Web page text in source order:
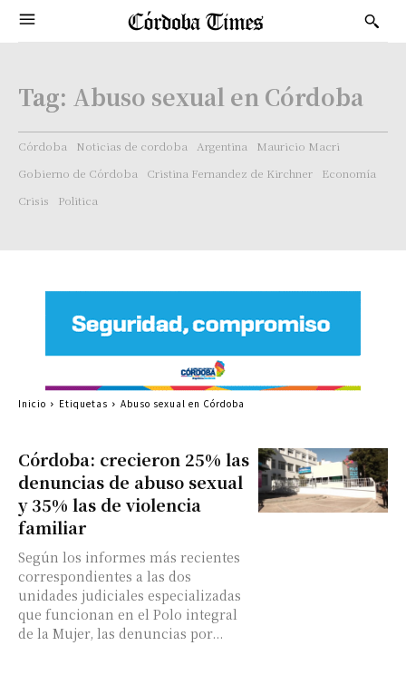
Tag: Abuso sexual en Córdoba
Córdoba Noticias de cordoba Argentina
Mauricio Macri
Gobierno de Córdoba
Cristina Fernandez de Kirchner
Economía
Crisis
Politica
Córdoba: crecieron 25% las
denuncias de abuso sexual
y 35% las de violencia
familiar
Según los informes más recientes
correspondientes a las dos
unidades judiciales especializadas
que funcionan en el Polo integral
de la Mujer, las denuncias por...
Inicio Etiquetas Abuso sexual en Córdoba